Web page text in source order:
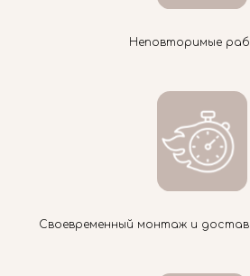
Неповторимые
Своевременный монтаж и